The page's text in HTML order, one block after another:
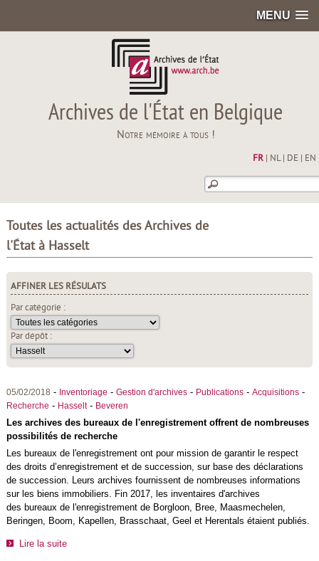
MENU
Archives de l'État en Belgique
Notre mémoire à tous !
FR| NL| DE EN
Toutes les actualités des Archives de
l'État à Hasselt
AFFINER LES RÉSULATS
Par catégorie :
Par dépôt :
05/02/2018 - Inventoriage - Gestion d'archives- Publications- Acquisitions-
Recherche - Hasselt- Beveren
Les archives des bureaux de l'enregistrement offrent de nombreuses
possibilités de recherche
Les bureaux de l'enregistrement ont pour mission de garantir le respect
des droits d’enregistrement et de succession, sur base des déclarations
de succession. Leurs archives fournissent de nombreuses informations
sur les biens immobiliers. Fin 2017, les inventaires d'archives
des bureaux de l'enregistrement de Borgloon, Bree, Maasmechelen,
Beringen, Boom, Kapellen, Brasschaat, Geel et Herentals étaient publiés.
Lire la suite